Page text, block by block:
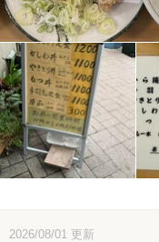
2026/08/01 更新